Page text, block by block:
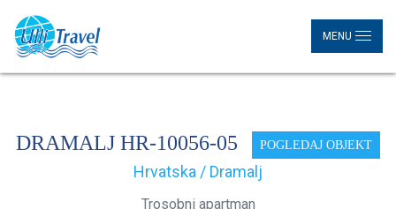
MENU
DRAMALJ HR-10056-05 POGLEDAJ OBJEKT
Hrvatska / Dramalj
Trosobni apartman